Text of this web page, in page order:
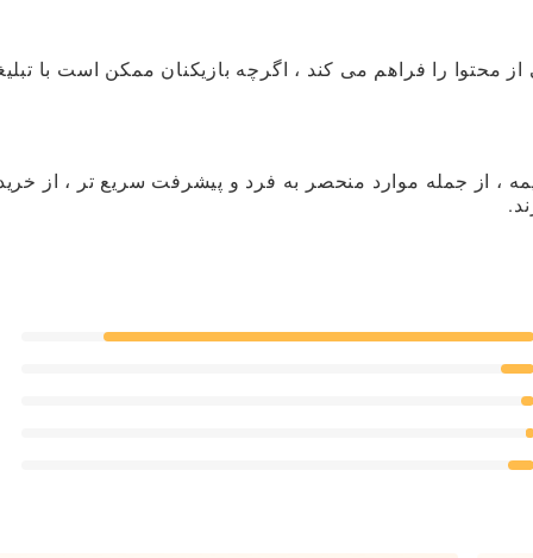
محتوا را فراهم می کند ، اگرچه بازیکنان ممکن است با
، از جمله موارد منحصر به فرد و پیشرفت سریع تر ، از